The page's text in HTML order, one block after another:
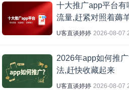
十大推广app平台
流量,赶紧对照着薅
U客直谈婷婷 2026-08-07
2026年app如何推
法,赶快收藏起来
U客直谈婷婷 2026-08-07